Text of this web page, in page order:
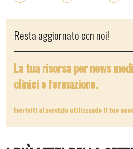
Resta aggiornato con noi!
La tua risorsa per news
clinici e formazione.
Iscriviti al servizio utilizzando il tuo